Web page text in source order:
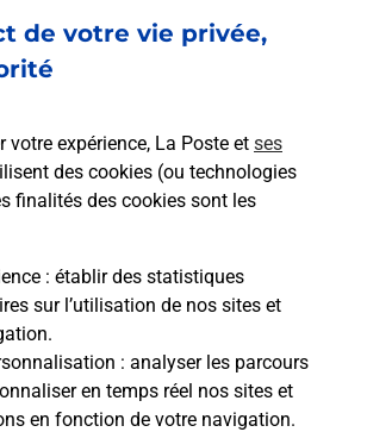
de votre vie privée,
votre expérience, La Poste et ses
des cookies (ou technologies
finalités des cookies sont les
: établir des statistiques
sur l’utilisation de nos sites et
: analyser les parcours
en temps réel nos sites et
en fonction de votre navigation.
JALLIEU
24h/24
plus